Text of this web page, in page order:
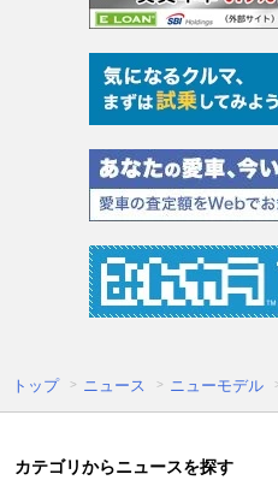
トップ ニュース ニューモデル
カテゴリからニュースを探す